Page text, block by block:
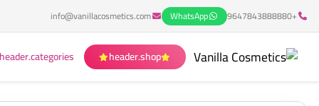
+9647843888880
WhatsApp
info@vanillacosmetics.com
header.shop